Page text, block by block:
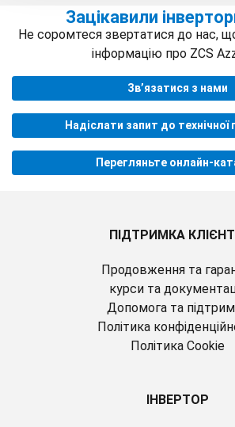
Зацікавили
Не соромтеся звертатися до нас,
інформацію про ZCS
Зв’язатися з нами
Надіслати запит до технічної
Перегляньте онлайн-
ПІДТРИМКА
Продовження та
курси та
Допомога та
Політика
Політика Cookie
IНВЕРТОР